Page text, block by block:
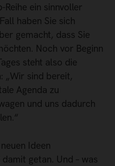
ein sinnvoller
haben Sie sich
gemacht, dass Sie
Noch vor Beginn
steht also die
„Wir sind bereit,
Agenda zu
und uns dadurch
Ideen
getan. Und – was